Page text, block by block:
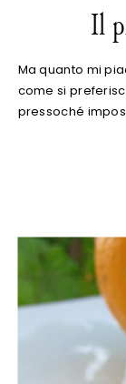
Il
Ma quanto mi
come si
pressoché